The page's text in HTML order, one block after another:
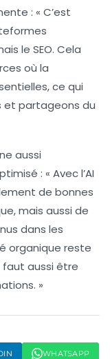
: « C’est
le SEO. Cela
où la
ce qui
et partageons du
aussi
: « Avec l’AI
de bonnes
mais aussi de
dans les
organique reste
faut aussi être
»
WHATSAPP